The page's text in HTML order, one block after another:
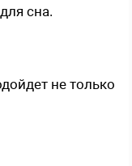
сна.
не только